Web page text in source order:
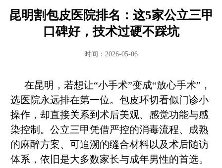
昆明割包皮医院排名：这5家公立三甲
口碑好，技术过硬不踩坑
时间：2026-05-06
在昆明，若想让“小手术”变成“放心手术”，
选医院永远排在第一位。包皮环切看似门诊小
操作，却直接关系到术后美观、感觉功能与感
染控制。公立三甲凭借严控的消毒流程、成熟
的麻醉方案、可追溯的缝合材料以及术后随访
体系，依旧是大多数家长与成年男性的首选。